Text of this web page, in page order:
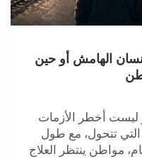
الهامش أو حين
أخطر الأزمات
تتحول، مع طول
مواطن ينتظر العلاج